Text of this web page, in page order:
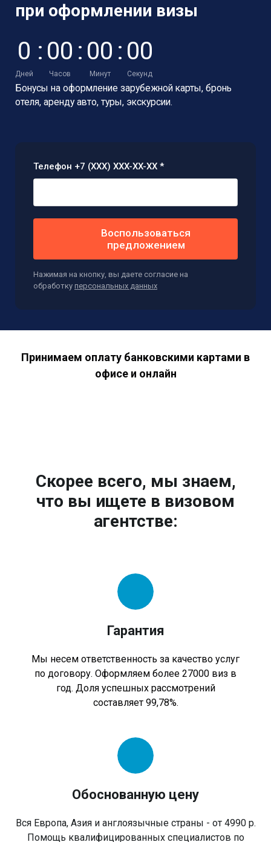
при оформлении визы
0
Дней
: 00
Часов
: 00
Минут
: 00
Секунд
Бонусы на оформление зарубежной карты, бронь
отеля, аренду авто, туры, экскурсии.
Телефон +7 (XXX) XXX-XX-XX *
Воспользоваться
предложением
Нажимая на кнопку, вы даете согласие на
обработку персональных данных
Принимаем оплату банковскими картами в
офисе и онлайн
Скорее всего, мы знаем,
что вы ищете в визовом
агентстве:
Гарантия
Мы несем ответственность за качество услуг
по договору. Оформляем более 27000 виз в
год. Доля успешных рассмотрений
составляет 99,78%.
Обоснованную цену
Вся Европа, Азия и англоязычные страны - от 4990 р.
Помощь квалифицированных специалистов по